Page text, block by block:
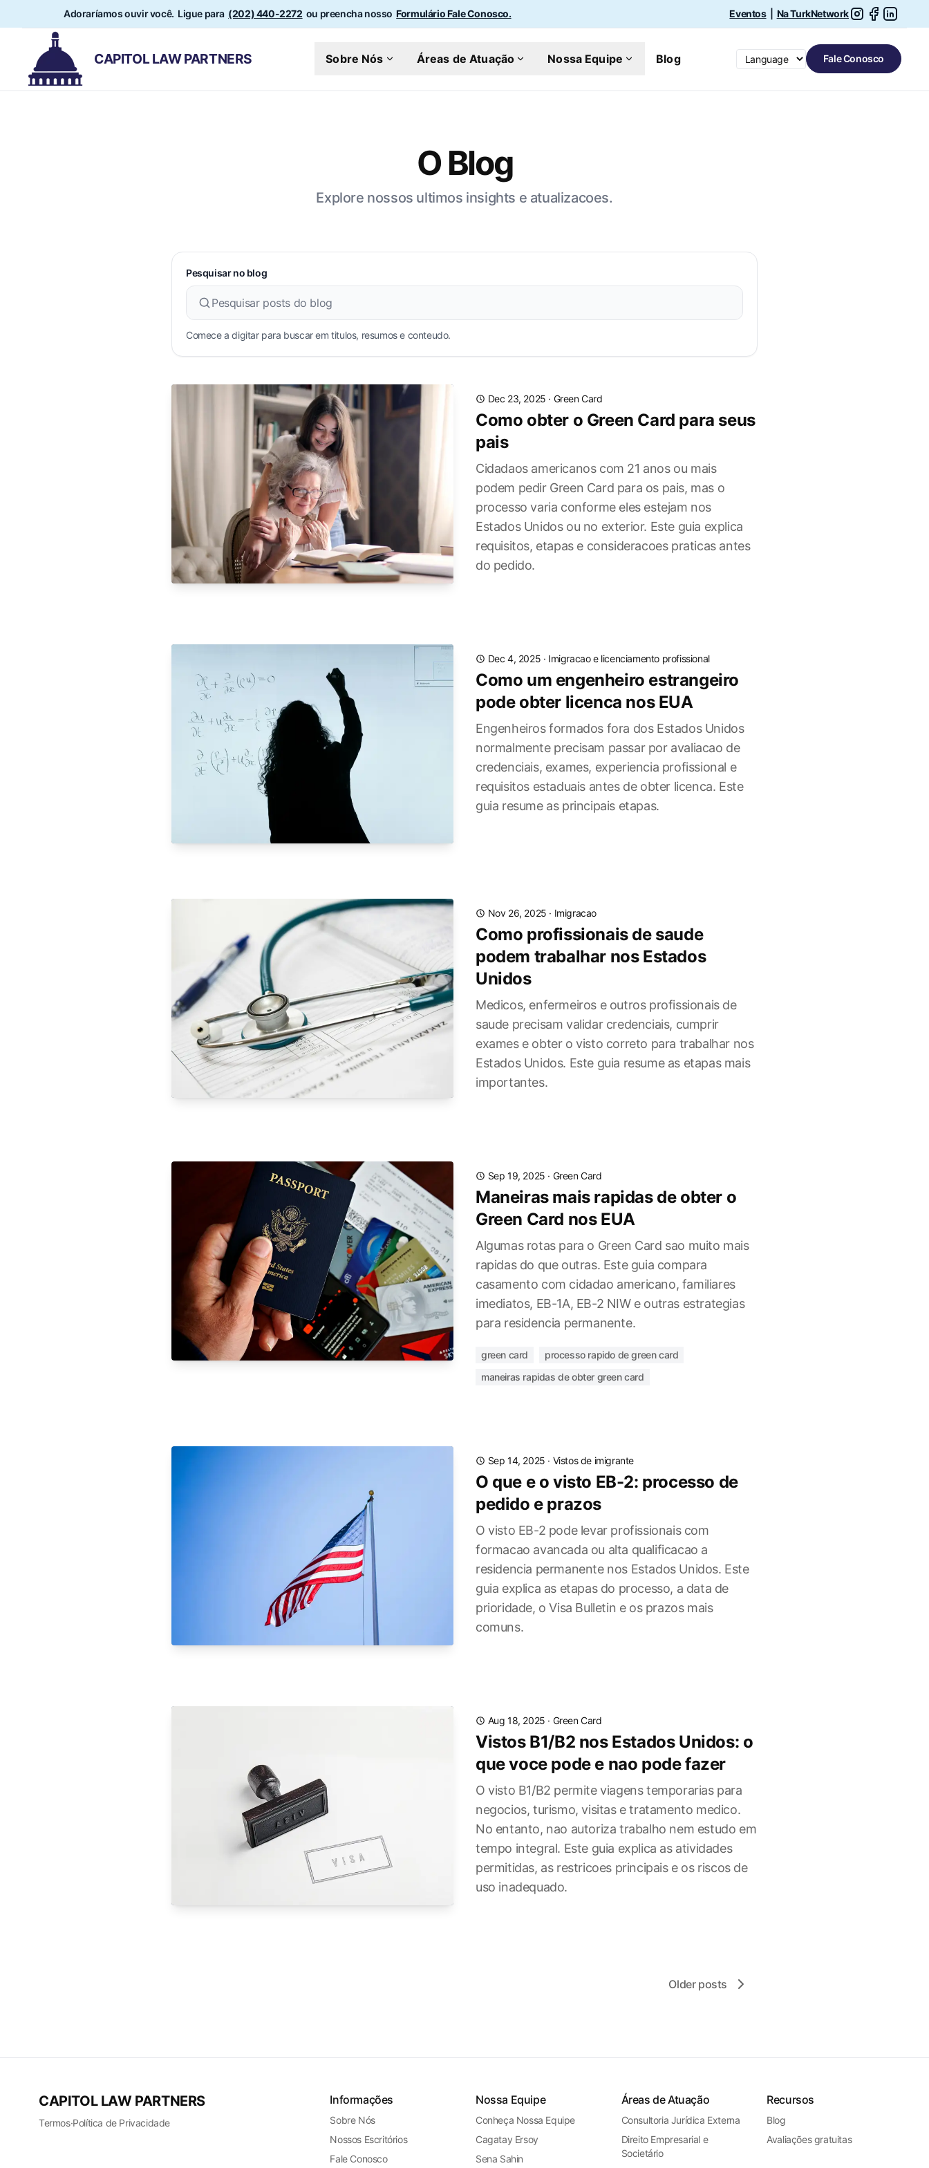
Adoraríamos ouvir você. Ligue para (202) 440-2272 ou preencha nossoFormulário Fale Conosco. Eventos| Na TurkNetwork
CAPITOL LAW PARTNERS Sobre Nós Áreas de Atuação Nossa Equipe Blog Switch language Fale Conosco
O Blog
Explore nossos ultimos insights e atualizacoes.
Pesquisar no blog
Comece a digitar para buscar em titulos, resumos e conteudo.
Dec 23, 2025 · Green Card
Como obter o Green Card para seus
pais
Cidadaos americanos com 21 anos ou mais
podem pedir Green Card para os pais, mas o
processo varia conforme eles estejam nos
Estados Unidos ou no exterior. Este guia explica
requisitos, etapas e consideracoes praticas antes
do pedido.
Dec 4, 2025 · Imigracao e licenciamento profissional
Como um engenheiro estrangeiro
pode obter licenca nos EUA
Engenheiros formados fora dos Estados Unidos
normalmente precisam passar por avaliacao de
credenciais, exames, experiencia profissional e
requisitos estaduais antes de obter licenca. Este
guia resume as principais etapas.
Nov 26, 2025 · Imigracao
Como profissionais de saude
podem trabalhar nos Estados
Unidos
Medicos, enfermeiros e outros profissionais de
saude precisam validar credenciais, cumprir
exames e obter o visto correto para trabalhar nos
Estados Unidos. Este guia resume as etapas mais
importantes.
Sep 19, 2025 · Green Card
Maneiras mais rapidas de obter o
Green Card nos EUA
Algumas rotas para o Green Card sao muito mais
rapidas do que outras. Este guia compara
casamento com cidadao americano, familiares
imediatos, EB-1A, EB-2 NIW e outras estrategias
para residencia permanente.
green card
processo rapido de green card
maneiras rapidas de obter green card
Sep 14, 2025 · Vistos de imigrante
O que e o visto EB-2: processo de
pedido e prazos
O visto EB-2 pode levar profissionais com
formacao avancada ou alta qualificacao a
residencia permanente nos Estados Unidos. Este
guia explica as etapas do processo, a data de
prioridade, o Visa Bulletin e os prazos mais
comuns.
Aug 18, 2025 · Green Card
Vistos B1/B2 nos Estados Unidos: o
que voce pode e nao pode fazer
O visto B1/B2 permite viagens temporarias para
negocios, turismo, visitas e tratamento medico.
No entanto, nao autoriza trabalho nem estudo em
tempo integral. Este guia explica as atividades
permitidas, as restricoes principais e os riscos de
uso inadequado.
Older posts
CAPITOL LAW PARTNERS
Termos·Política de Privacidade
Informações
Sobre Nós
Nossos Escritórios
Fale Conosco
Nossa Equipe
Conheça Nossa Equipe
Cagatay Ersoy
Sena Sahin
Áreas de Atuação
Consultoria Jurídica Externa
Direito Empresarial e
Societário
Recursos
Blog
Avaliações gratuitas